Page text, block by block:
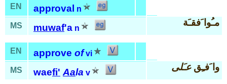
EN approval n
MS
muwaf'a n
مـُوا َفقـَة
EN approve of vi
MS
waefi' Aala v
وا َفـِقعـَلى